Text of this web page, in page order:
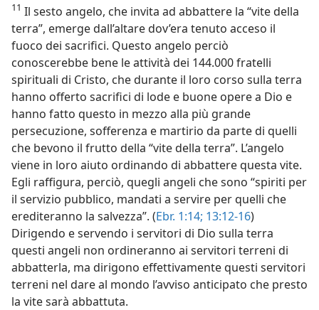
11 Il sesto angelo, che invita ad abbattere la “vite della
terra”, emerge dall’altare dov’era tenuto acceso il
fuoco dei sacrifici. Questo angelo perciò
conoscerebbe bene le attività dei 144.000 fratelli
spirituali di Cristo, che durante il loro corso sulla terra
hanno offerto sacrifici di lode e buone opere a Dio e
hanno fatto questo in mezzo alla più grande
persecuzione, sofferenza e martirio da parte di quelli
che bevono il frutto della “vite della terra”. L’angelo
viene in loro aiuto ordinando di abbattere questa vite.
Egli raffigura, perciò, quegli angeli che sono “spiriti per
il servizio pubblico, mandati a servire per quelli che
erediteranno la salvezza”. (Ebr. 1:14; 13:12-16)
Dirigendo e servendo i servitori di Dio sulla terra
questi angeli non ordineranno ai servitori terreni di
abbatterla, ma dirigono effettivamente questi servitori
terreni nel dare al mondo l’avviso anticipato che presto
la vite sarà abbattuta.